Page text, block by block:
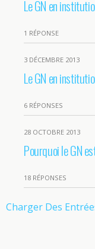
Le GN en
1 RÉPONSE
3 DÉCEMBRE 2013
Le GN en
6 RÉPONSES
28 OCTOBRE 2013
Pourquoi le GN
18 RÉPONSES
Charger Des